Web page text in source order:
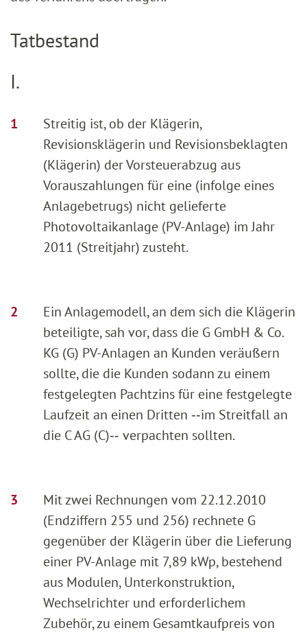
Tatbestand
I.
Streitig ist, ob der Klägerin,
Revisionsklägerin und Revisionsbeklagten
(Klägerin) der Vorsteuerabzug aus
Vorauszahlungen für eine (infolge eines
Anlagebetrugs) nicht gelieferte
Photovoltaikanlage (PV-Anlage) im Jahr
2011 (Streitjahr) zusteht.
Ein Anlagemodell, an dem sich die Klägerin
beteiligte, sah vor, dass die G GmbH & Co.
KG (G) PV-Anlagen an Kunden veräußern
sollte, die die Kunden sodann zu einem
festgelegten Pachtzins für eine festgelegte
Laufzeit an einen Dritten ‑‑im Streitfall an
die C AG (C)‑‑ verpachten sollten.
Mit zwei Rechnungen vom 22.12.2010
(Endziffern 255 und 256) rechnete G
gegenüber der Klägerin über die Lieferung
einer PV-Anlage mit 7,89 kWp, bestehend
aus Modulen, Unterkonstruktion,
Wechselrichter und erforderlichem
Zubehör, zu einem Gesamtkaufpreis von